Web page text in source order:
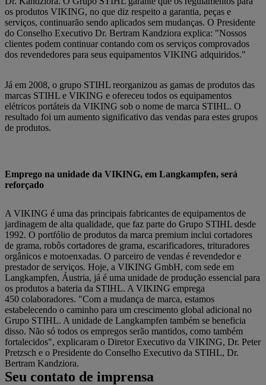
os produtos VIKING, no que diz respeito a garantia, peças e
serviços, continuarão sendo aplicados sem mudanças. O Presidente
do Conselho Executivo Dr. Bertram Kandziora explica: "Nossos
clientes podem continuar contando com os serviços comprovados
dos revendedores para seus equipamentos VIKING adquiridos."
Já em 2008, o grupo STIHL reorganizou as gamas de produtos das
marcas STIHL e VIKING e ofereceu todos os equipamentos
elétricos portáteis da VIKING sob o nome de marca STIHL. O
resultado foi um aumento significativo das vendas para estes grupos
de produtos.
Emprego na unidade da VIKING, em Langkampfen, será
reforçado
A VIKING é uma das principais fabricantes de equipamentos de
jardinagem de alta qualidade, que faz parte do Grupo STIHL desde
1992. O portfólio de produtos da marca premium inclui cortadores
de grama, robôs cortadores de grama, escarificadores, trituradores
orgânicos e motoenxadas. O parceiro de vendas é revendedor e
prestador de serviços. Hoje, a VIKING GmbH, com sede em
Langkampfen, Áustria, já é uma unidade de produção essencial para
os produtos a bateria da STIHL. A VIKING emprega
450 colaboradores. "Com a mudança de marca, estamos
estabelecendo o caminho para um crescimento global adicional no
Grupo STIHL. A unidade de Langkampfen também se beneficia
disso. Não só todos os empregos serão mantidos, como também
fortalecidos", explicaram o Diretor Executivo da VIKING, Dr. Peter
Pretzsch e o Presidente do Conselho Executivo da STIHL, Dr.
Bertram Kandziora.
Seu contato de imprensa